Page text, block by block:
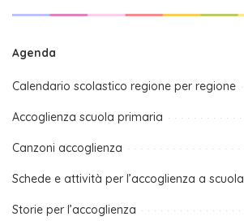
Agenda
Calendario scolastico regione per regione
Accoglienza scuola primaria
Canzoni accoglienza
Schede e attività per l’accoglienza a scuola
Storie per l’accoglienza